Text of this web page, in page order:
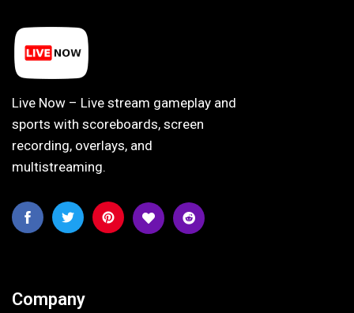
Live Now – Live stream gameplay and
sports with scoreboards, screen
recording, overlays, and
multistreaming.
Company